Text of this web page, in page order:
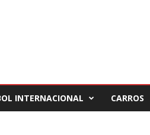
INTERNACIONAL CARROS